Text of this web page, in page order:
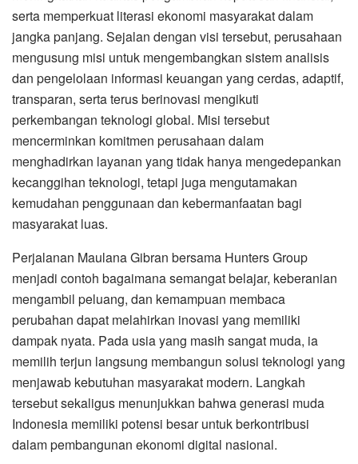
serta memperkuat literasi ekonomi masyarakat dalam
jangka panjang. Sejalan dengan visi tersebut, perusahaan
mengusung misi untuk mengembangkan sistem analisis
dan pengelolaan informasi keuangan yang cerdas, adaptif,
transparan, serta terus berinovasi mengikuti
perkembangan teknologi global. Misi tersebut
mencerminkan komitmen perusahaan dalam
menghadirkan layanan yang tidak hanya mengedepankan
kecanggihan teknologi, tetapi juga mengutamakan
kemudahan penggunaan dan kebermanfaatan bagi
masyarakat luas.
Perjalanan Maulana Gibran bersama Hunters Group
menjadi contoh bagaimana semangat belajar, keberanian
mengambil peluang, dan kemampuan membaca
perubahan dapat melahirkan inovasi yang memiliki
dampak nyata. Pada usia yang masih sangat muda, ia
memilih terjun langsung membangun solusi teknologi yang
menjawab kebutuhan masyarakat modern. Langkah
tersebut sekaligus menunjukkan bahwa generasi muda
Indonesia memiliki potensi besar untuk berkontribusi
dalam pembangunan ekonomi digital nasional.